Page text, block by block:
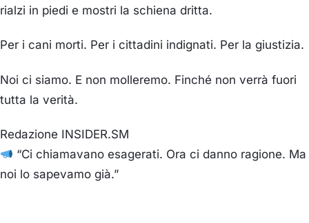
rialzi in piedi e mostri la schiena dritta.
Per i cani morti. Per i cittadini indignati. Per la giustizia.
Noi ci siamo. E non molleremo. Finché non verrà fuori
tutta la verità.
Redazione INSIDER.SM
“Ci chiamavano esagerati. Ora ci danno ragione. Ma
noi lo sapevamo già.”